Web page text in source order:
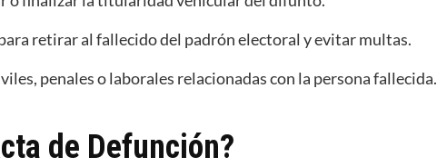
retirar al fallecido del padrón electoral y evitar multas.
penales o laborales relacionadas con la persona fallecida.
de Defunción?